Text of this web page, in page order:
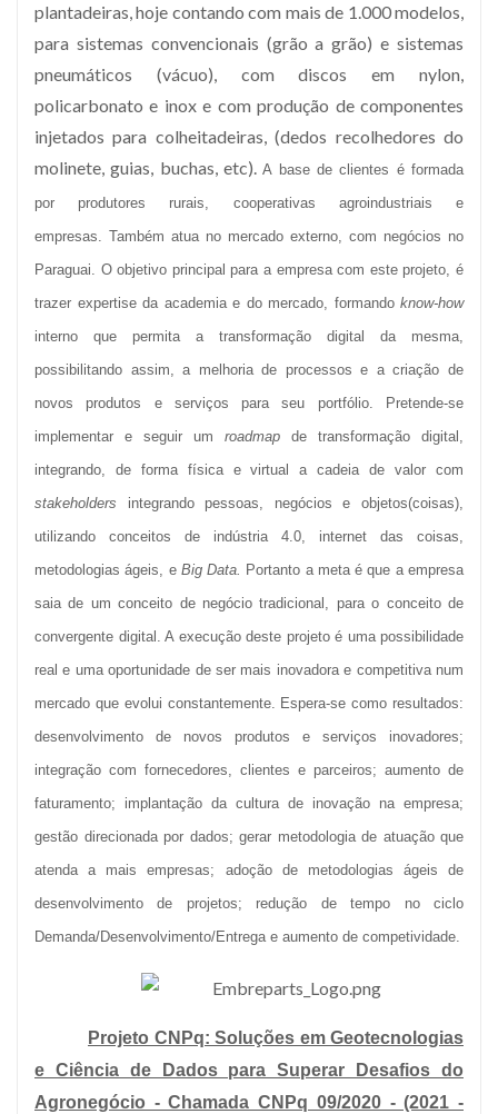
plantadeiras, hoje contando com mais de 1.000 modelos,
para sistemas convencionais (grão a grão) e sistemas
pneumáticos (vácuo), com discos em nylon,
policarbonato e inox e com produção de componentes
injetados para colheitadeiras, (dedos recolhedores do
molinete, guias, buchas, etc).A base de clientes é formada
por produtores rurais, cooperativas agroindustriais e
empresas. Também atua no mercado externo, com negócios no
Paraguai. O objetivo principal para a empresa com este projeto, é
trazer expertise da academia e do mercado, formando know-how
interno que permita a transformação digital da mesma,
possibilitando assim, a melhoria de processos e a criação de
novos produtos e serviços para seu portfólio. Pretende-se
implementar e seguir um roadmap de transformação digital,
integrando, de forma física e virtual a cadeia de valor com
stakeholders integrando pessoas, negócios e objetos(coisas),
utilizando conceitos de indústria 4.0, internet das coisas,
metodologias ágeis, e Big Data. Portanto a meta é que a empresa
saia de um conceito de negócio tradicional, para o conceito de
convergente digital. A execução deste projeto é uma possibilidade
real e uma oportunidade de ser mais inovadora e competitiva num
mercado que evolui constantemente. Espera-se como resultados:
desenvolvimento de novos produtos e serviços inovadores;
integração com fornecedores, clientes e parceiros; aumento de
faturamento; implantação da cultura de inovação na empresa;
gestão direcionada por dados; gerar metodologia de atuação que
atenda a mais empresas; adoção de metodologias ágeis de
desenvolvimento de projetos; redução de tempo no ciclo
Demanda/Desenvolvimento/Entrega e aumento de competividade.
Projeto CNPq: Soluções em Geotecnologias
e Ciência de Dados para Superar Desafios do
Agronegócio - Chamada CNPq 09/2020 - (2021 -